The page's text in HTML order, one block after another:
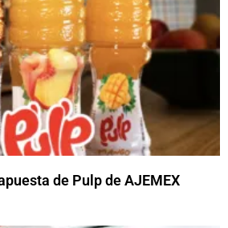
de Pulp de AJEMEX